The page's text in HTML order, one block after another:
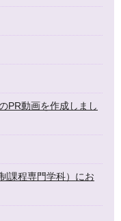
PR動画を作成しまし
課程専門学科）にお